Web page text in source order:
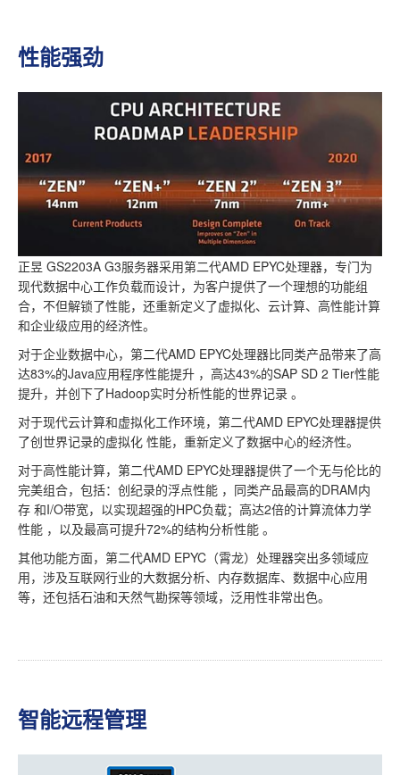
性能强劲
正昱 GS2203A G3服务器采用第二代AMD EPYC处理器，专门为
现代数据中心工作负载而设计，为客户提供了一个理想的功能组
合，不但解锁了性能，还重新定义了虚拟化、云计算、高性能计算
和企业级应用的经济性。
对于企业数据中心，第二代AMD EPYC处理器比同类产品带来了高
达83%的Java应用程序性能提升 ，高达43%的SAP SD 2 Tier性能
提升，并创下了Hadoop实时分析性能的世界记录 。
对于现代云计算和虚拟化工作环境，第二代AMD EPYC处理器提供
了创世界记录的虚拟化 性能，重新定义了数据中心的经济性。
对于高性能计算，第二代AMD EPYC处理器提供了一个无与伦比的
完美组合，包括：创纪录的浮点性能 ，同类产品最高的DRAM内
存 和I/O带宽，以实现超强的HPC负载；高达2倍的计算流体力学
性能 ，以及最高可提升72%的结构分析性能 。
其他功能方面，第二代AMD EPYC（霄龙）处理器突出多领域应
用，涉及互联网行业的大数据分析、内存数据库、数据中心应用
等，还包括石油和天然气勘探等领域，泛用性非常出色。
智能远程管理